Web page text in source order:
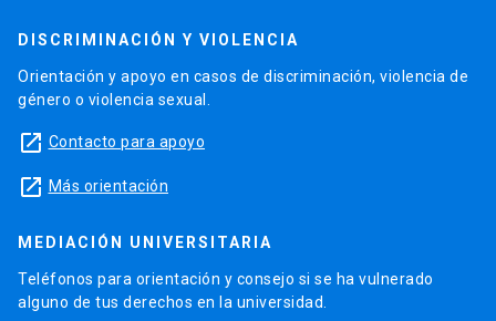
DISCRIMINACIÓN Y VIOLENCIA
Orientación y apoyo en casos de discriminación, violencia de
género o violencia sexual.
launch Contacto para apoyo
launch Más orientación
MEDIACIÓN UNIVERSITARIA
Teléfonos para orientación y consejo si se ha vulnerado
alguno de tus derechos en la universidad.